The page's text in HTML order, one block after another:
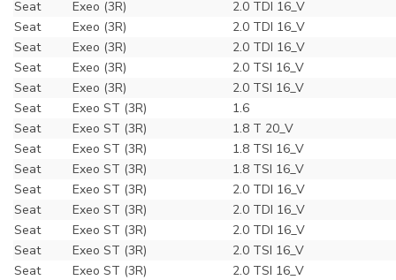
Seat Exeo (3R)
2.0 TDI 16_V
Seat
Exeo (3R)
2.0 TDI 16_V
Seat
Exeo (3R)
2.0 TDI 16_V
Seat
Exeo (3R)
2.0 TSI 16_V
Seat
Exeo (3R)
2.0 TSI 16_V
Seat
Exeo ST (3R)
1.6
Seat
Exeo ST (3R)
1.8 T 20_V
Seat
Exeo ST (3R)
1.8 TSI 16_V
Seat
Exeo ST (3R)
1.8 TSI 16_V
Seat
Exeo ST (3R)
2.0 TDI 16_V
Seat
Exeo ST (3R)
2.0 TDI 16_V
Seat
Exeo ST (3R)
2.0 TDI 16_V
Seat
Exeo ST (3R)
2.0 TSI 16_V
Seat
Exeo ST (3R) 2.0 TSI 16_V